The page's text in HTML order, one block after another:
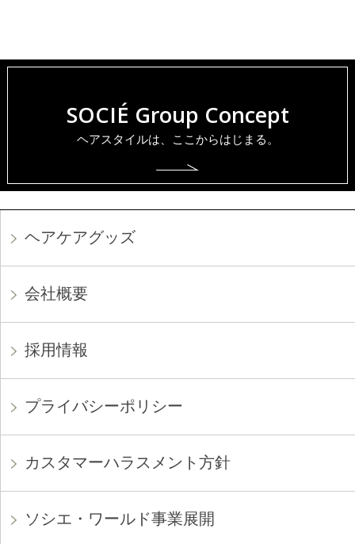
SOCIÉ Group Concept
ヘアスタイルは、ここからはじまる。
ヘアケアグッズ
会社概要
採用情報
プライバシーポリシー
カスタマーハラスメント方針
ソシエ・ワールド事業展開